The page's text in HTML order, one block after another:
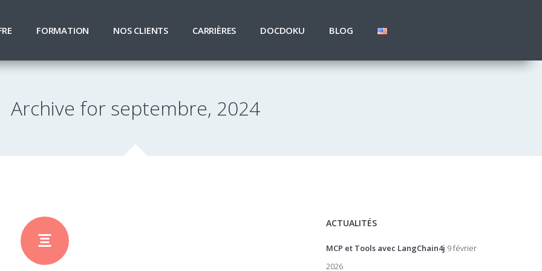
FORMATION NOS CLIENTS CARRIÈRES DOCDOKU BLOG
Archive for septembre, 2024
ACTUALITÉS
MCP et Tools avec LangChain4j 9 février
2026